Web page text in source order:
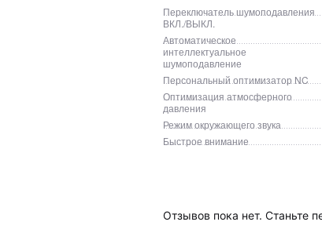
Переключатель шумоподавления
ВКЛ./ВЫКЛ.
Автоматическое
интеллектуальное
шумоподавление
Персональный оптимизатор NC
Оптимизация атмосферного
давления
Режим окружающего звука
Быстрое внимание
Отзывов пока нет. Станьте